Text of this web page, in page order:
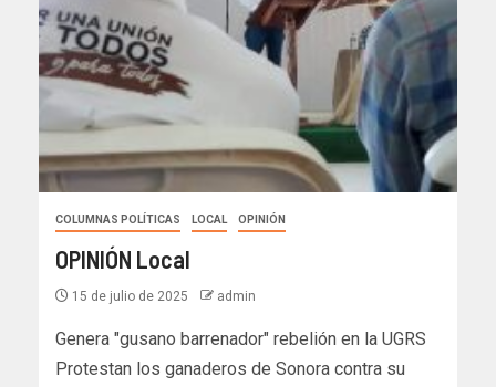
COLUMNAS POLÍTICAS LOCAL OPINIÓN
OPINIÓN Local
15 de julio de 2025 admin
Genera "gusano barrenador" rebelión en la UGRS
Protestan los ganaderos de Sonora contra su